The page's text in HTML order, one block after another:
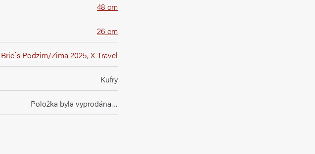
48 cm
26 cm
Bric`s Podzim/Zima 2025,X-Travel
Kufry
Položka byla vyprodána…